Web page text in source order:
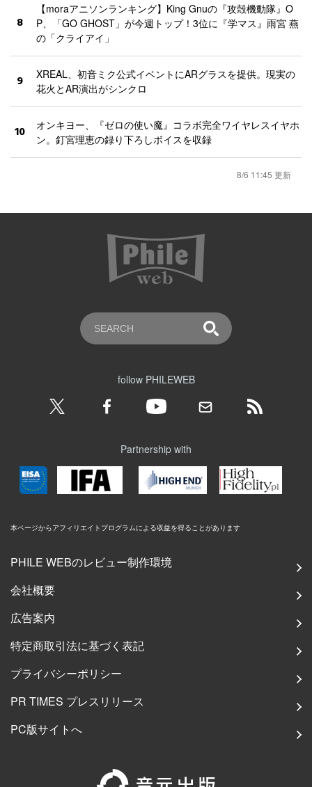
8
【moraアニソンランキング】King Gnuの『攻殻機動隊』O
P、「GO GHOST」が今週トップ！3位に『学マス』雨宮 燕
の「クライアイ」
9
XREAL、初音ミク公式イベントにARグラスを提供。現実の
花火とAR演出がシンクロ
10
オンキヨー、『ゼロの使い魔』コラボ完全ワイヤレスイヤホ
ン。釘宮理恵の録り下ろしボイスを収録
8/6 11:45 更新
follow PHILEWEB
Partnership with
本ページからアフィリエイトプログラムによる収益を得ることがあります
PHILE WEBのレビュー制作環境
会社概要
広告案内
特定商取引法に基づく表記
プライバシーポリシー
PR TIMES プレスリリース
PC版サイトへ